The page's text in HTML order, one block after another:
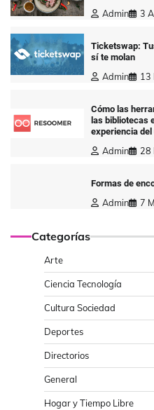
Admin 3
Ticketswap:
sí te molan
Admin 13
Cómo las
las bibliotecas
experiencia del
Admin 28
Formas de
Admin 7
Categorías
Arte
Ciencia Tecnología
Cultura Sociedad
Deportes
Directorios
General
Hogar y Tiempo Libre